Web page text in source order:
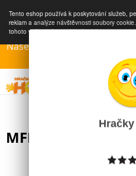
Tento eshop používá k poskytování služeb,
reklam a analýze návštěvnosti soubory
tohoto webu s tím souhlasíte.Více informací
Naše Prodejny – Otevřeny
Přejeme
Výběr
MFP Sada